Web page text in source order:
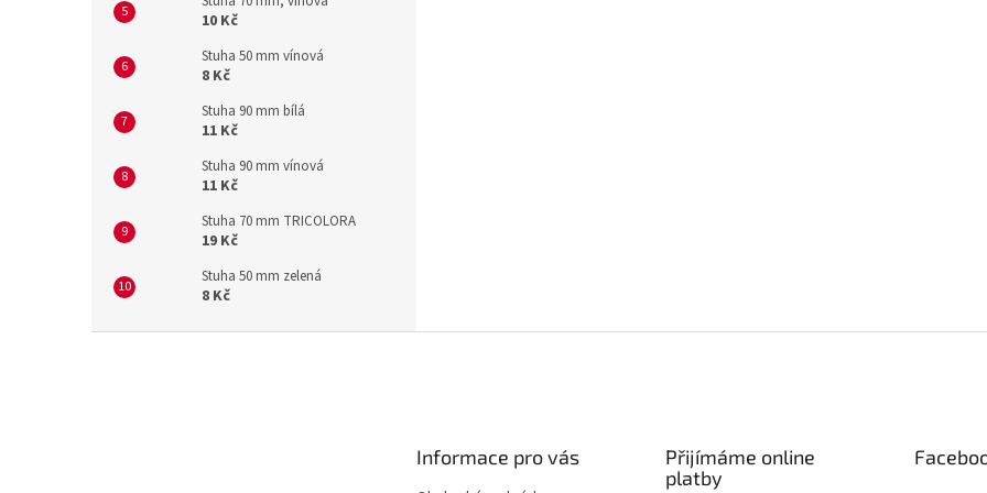
10 Kč
Stuha 50 mm vínová
8 Kč
Stuha 90 mm bílá
11 Kč
Stuha 90 mm vínová
11 Kč
Stuha 70 mm TRICOLORA
19 Kč
Stuha 50 mm zelená
8 Kč
Informace pro vás
Přijímáme online
platby